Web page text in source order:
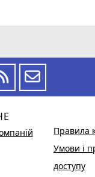
Правила
Умови і
доступу